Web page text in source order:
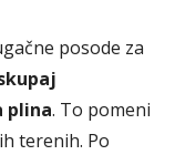
posode za
plina. To pomeni
terenih. Po